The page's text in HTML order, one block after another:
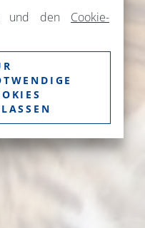
und den Cookie-